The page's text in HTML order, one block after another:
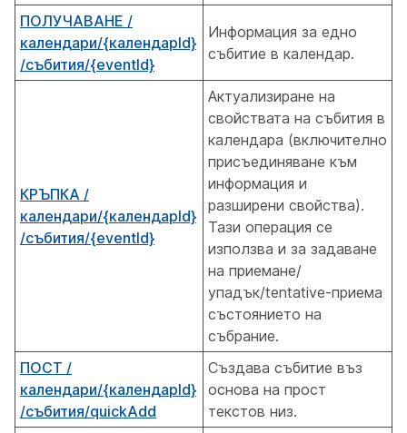
ПОЛУЧАВАНЕ /
календари/{календарId}
/събития/{eventId}
Информация за едно
събитие в календар.
КРЪПКА /
календари/{календарId}
/събития/{eventId}
Актуализиране на
свойствата на събития в
календара (включително
присъединяване към
информация и
разширени свойства).
Тази операция се
използва и за задаване
на приемане/
упадък/tentative-приема
състоянието на
събрание.
ПОСТ /
календари/{календарId}
/събития/quickAdd
Създава събитие въз
основа на прост
текстов низ.